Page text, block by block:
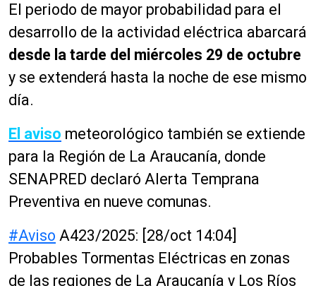
El periodo de mayor probabilidad para el
desarrollo de la actividad eléctrica abarcará
desde la tarde del miércoles 29 de octubre
y se extenderá hasta la noche de ese mismo
día.
El aviso meteorológico también se extiende
para la Región de La Araucanía, donde
SENAPRED declaró Alerta Temprana
Preventiva en nueve comunas.
#Aviso A423/2025: [28/oct 14:04]
Probables Tormentas Eléctricas en zonas
de las regiones de La Araucanía y Los Ríos